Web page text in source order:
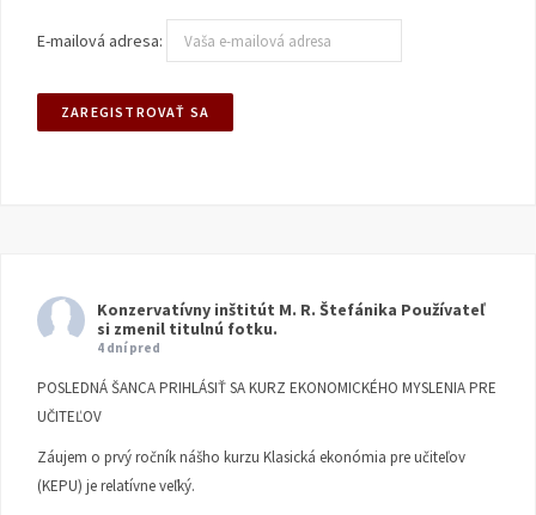
E-mailová adresa:
Konzervatívny inštitút M. R. Štefánika Používateľ
si zmenil titulnú fotku.
4 dní pred
POSLEDNÁ ŠANCA PRIHLÁSIŤ SA KURZ EKONOMICKÉHO MYSLENIA PRE
UČITEĽOV
Záujem o prvý ročník nášho kurzu Klasická ekonómia pre učiteľov
(KEPU) je relatívne veľký.